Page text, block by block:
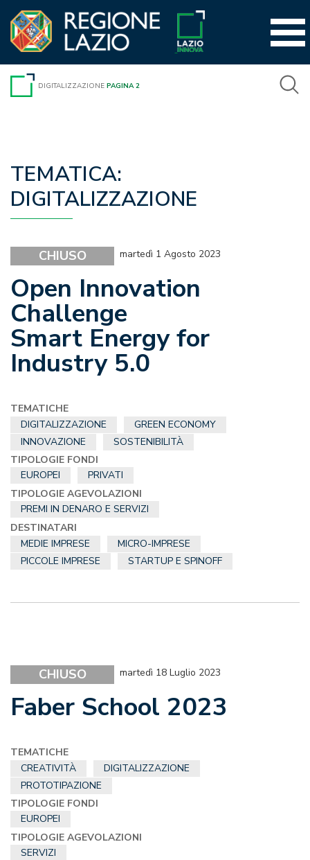
contenuto
DIGITALIZZAZIONE PAGINA 2
TEMATICA:
DIGITALIZZAZIONE
CHIUSO martedì 1 Agosto 2023
Open Innovation
Challenge
Smart Energy for
Industry 5.0
TEMATICHE
DIGITALIZZAZIONE
GREEN ECONOMY
INNOVAZIONE
SOSTENIBILITÀ
TIPOLOGIE FONDI
EUROPEI
PRIVATI
TIPOLOGIE AGEVOLAZIONI
PREMI IN DENARO E SERVIZI
DESTINATARI
MEDIE IMPRESE
MICRO-IMPRESE
PICCOLE IMPRESE
STARTUP E SPINOFF
CHIUSO martedì 18 Luglio 2023
Faber School 2023
TEMATICHE
CREATIVITÀ
DIGITALIZZAZIONE
PROTOTIPAZIONE
TIPOLOGIE FONDI
EUROPEI
TIPOLOGIE AGEVOLAZIONI
SERVIZI